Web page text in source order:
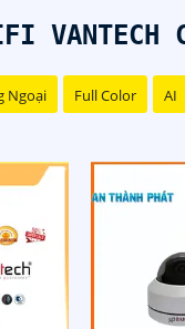
VANTECH
Ngoại Full Color AI